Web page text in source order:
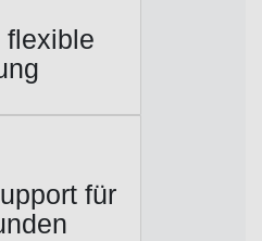
flexible
für